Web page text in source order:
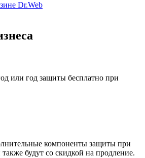
Dr.Web
или год защиты бесплатно при
компоненты защиты при
будут со скидкой на продление.